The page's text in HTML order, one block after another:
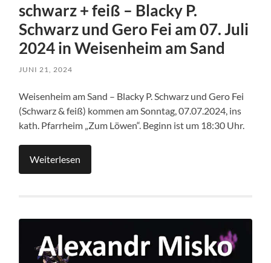
schwarz + feiß – Blacky P.
Schwarz und Gero Fei am 07. Juli
2024 in Weisenheim am Sand
JUNI 21, 2024
Weisenheim am Sand – Blacky P. Schwarz und Gero Fei
(Schwarz & feiß) kommen am Sonntag, 07.07.2024, ins
kath. Pfarrheim „Zum Löwen“. Beginn ist um 18:30 Uhr.
Weiterlesen